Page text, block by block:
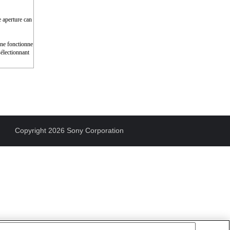
can
fonctionne
Copyright 2026 Sony Corporation